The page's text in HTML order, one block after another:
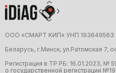
ООО «CMAРТ KИП» УНП 19З64956З
Беларусь, г.Минск, ул.Ратомская 7,
Регистрация в ТР РБ: 16.01.2023, №
о государственной регистрации